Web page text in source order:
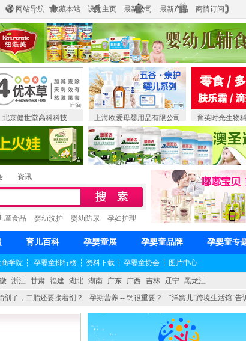
网站导航 收藏本站 设为主页 最新公司 最新产品 商情订阅
北京健世堂高科科技 上海欧爱母婴用品有限公司 育英时光生物
资讯
童食品 婴幼洗护 婴幼防尿 孕妇护理
育儿百科 孕婴童展 孕婴童品牌 孕婴童专
学院 ┆ 孕婴童排行榜 ┆ 资料下载 ┆ 孕婴童协会 ┆ 图片中心
浙江 甘肃 福建 湖北 湖南 广东 广西 吉林 辽宁 黑龙江
剖了，二胎还要接着剖？ 孕期营养 -- 钙很重要？
“洋窝儿”跨境生活馆”告